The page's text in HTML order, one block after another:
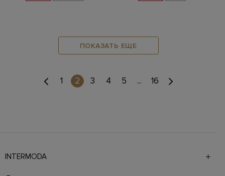
ПОКАЗАТЬ ЕЩЕ
1 2(current)
3 4 5 ... 16
INTERMODA